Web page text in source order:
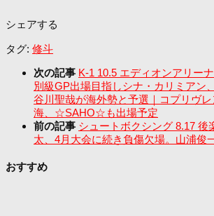
シェアする
タグ: 修斗
次の記事 K-1 10.5 エディオンアリー
別級GP出場目指しシナ・カリミアン
谷川聖哉が海外勢と予選｜コプリヴ
海、☆SAHO☆も出場予定
前の記事 シュートボクシング 8.17 後
太、4月大会に続き負傷欠場。山浦俊
おすすめ